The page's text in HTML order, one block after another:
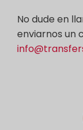
No dude en
enviarnos un